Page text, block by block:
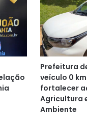
Prefeitura
veículo 0
fortalecer
Agricultura
Ambiente